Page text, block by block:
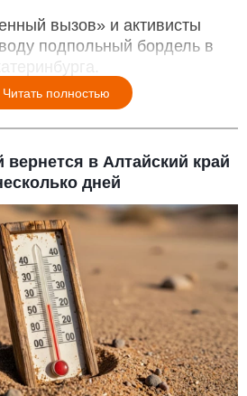
вызов» и активисты
подпольный бордель в
Читать полностью
в Алтайский край
дней